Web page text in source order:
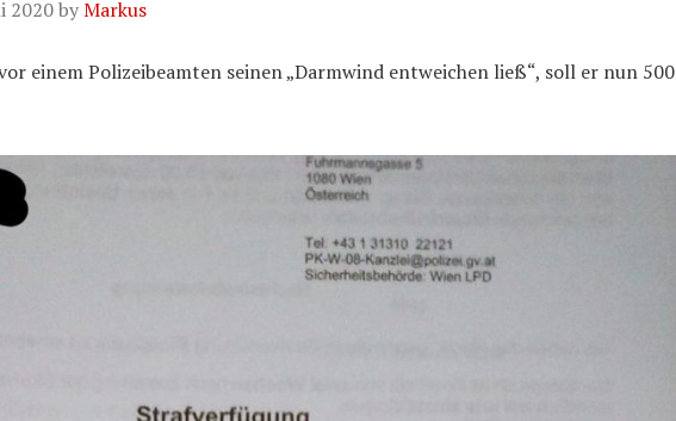
2020byMarkus
einem Polizeibeamten seinen „Darmwind entweichen ließ“, soll er nun 500